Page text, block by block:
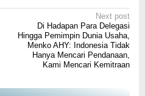
Next post
Di Hadapan Para Delegasi
Hingga Pemimpin Dunia Usaha,
Menko AHY: Indonesia Tidak
Hanya Mencari Pendanaan,
Kami Mencari Kemitraan